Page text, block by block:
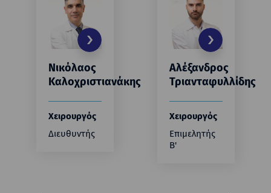
Νικόλαος
Καλοχριστιανάκης
Χειρουργός
Διευθυντής
Αλέξανδρος
Τριανταφυλλίδης
Χειρουργός
Επιμελητής
Β'